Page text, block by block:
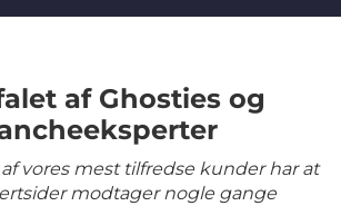
af Ghosties og
vores mest tilfredse kunder har at
modtager nogle gange